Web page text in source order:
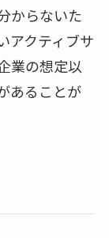
からないた
アクティブサ
業の想定以
あることが